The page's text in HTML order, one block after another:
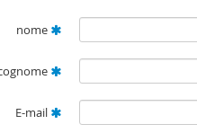
nome
E-mail